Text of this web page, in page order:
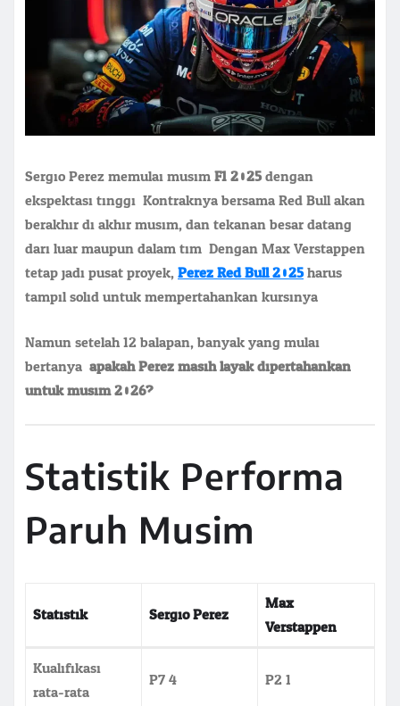
Sergio Perez memulai musimF1 2025dengan
ekspektasi tinggi. Kontraknya bersama Red Bull akan
berakhir di akhir musim, dan tekanan besar datang
dari luar maupun dalam tim. Dengan Max Verstappen
tetap jadi pusat proyek,Perez Red Bull 2025harus
tampil solid untuk mempertahankan kursinya.
Namun setelah 12 balapan, banyak yang mulai
bertanya: apakah Perez masih layak dipertahankan
untuk musim 2026?
Statistik Performa
Paruh Musim
Statistik Sergio Perez
Max
Verstappen
Kualifikasi
rata-rata
P7.4
P2.1